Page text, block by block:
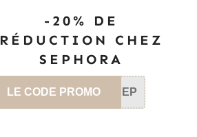
-20% DE
RÉDUCTION CHEZ
SEPHORA
LE CODE PROMO SEP